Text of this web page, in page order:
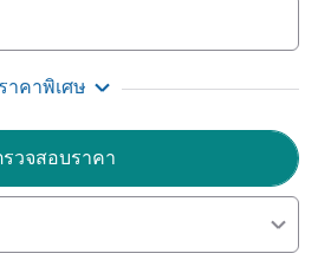
20 minute walk and by car, public
Village Car-Park only
Paddington Village, where
rooms, and attentive
the heart of the Knowledge
trips, city breaks, and longer
ราคาพิเศษ
รวจสอบราคา